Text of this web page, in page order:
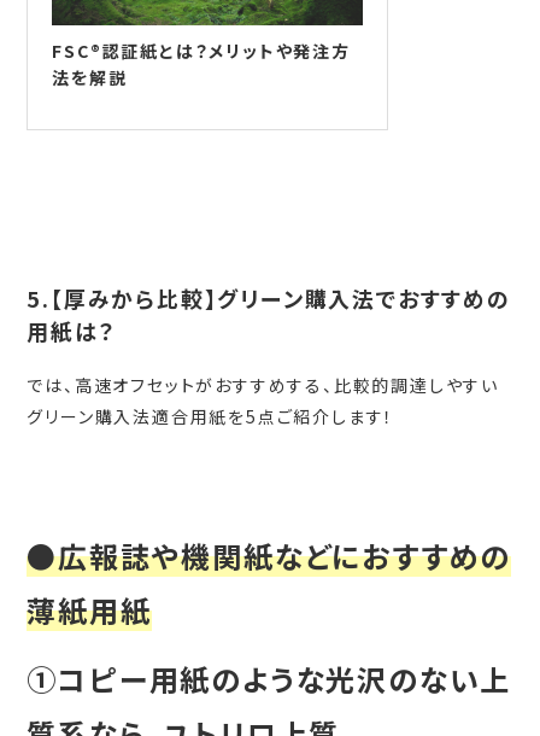
FSC®認証紙とは？メリットや発注方
法を解説
5.【厚みから比較】グリーン購入法でおすすめの
用紙は？
では、高速オフセットがおすすめする、比較的調達しやすい
グリーン購入法適合用紙を5点ご紹介します！
●広報誌や機関紙などにおすすめの
薄紙用紙
①コピー用紙のような光沢のない上